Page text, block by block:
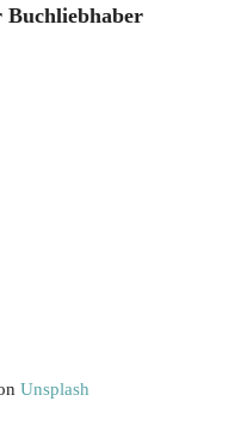
Buchliebhaber
Unsplash